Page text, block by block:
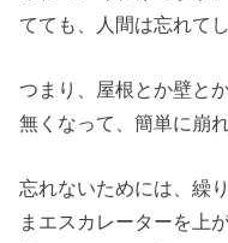
てても、人間は忘れて
つまり、屋根とか壁と
無くなって、簡単に崩
忘れないためには、繰
まエスカレーターを上